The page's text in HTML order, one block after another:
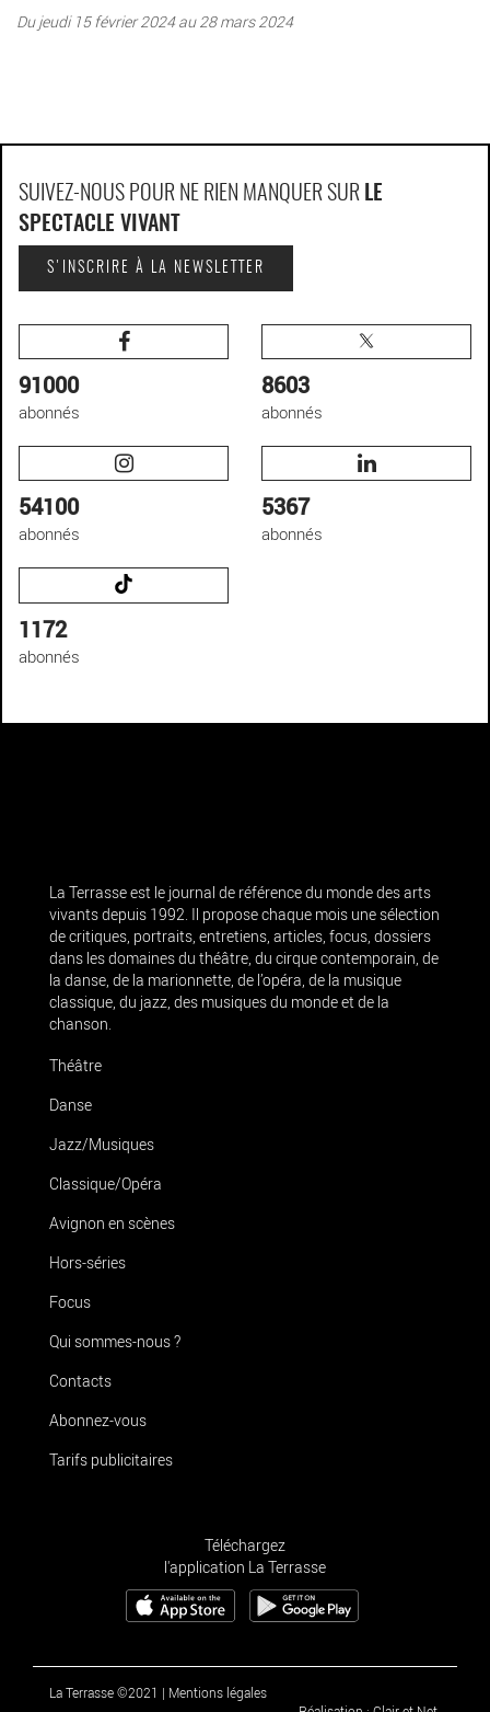
Du jeudi 15 février 2024 au 28 mars 2024
SUIVEZ-NOUS POUR NE RIEN MANQUER SUR LE
SPECTACLE VIVANT
S'INSCRIRE À LA NEWSLETTER
91000
abonnés
8603
abonnés
54100
abonnés
5367
abonnés
1172
abonnés
La Terrasse est le journal de référence du monde des arts
vivants depuis 1992. Il propose chaque mois une sélection
de critiques, portraits, entretiens, articles, focus, dossiers
dans les domaines du théâtre, du cirque contemporain, de
la danse, de la marionnette, de l’opéra, de la musique
classique, du jazz, des musiques du monde et de la
chanson.
Théâtre
Danse
Jazz/Musiques
Classique/Opéra
Avignon en scènes
Hors-séries
Focus
Qui sommes-nous ?
Contacts
Abonnez-vous
Tarifs publicitaires
Téléchargez
l'application La Terrasse
La Terrasse ©2021 | Mentions légales